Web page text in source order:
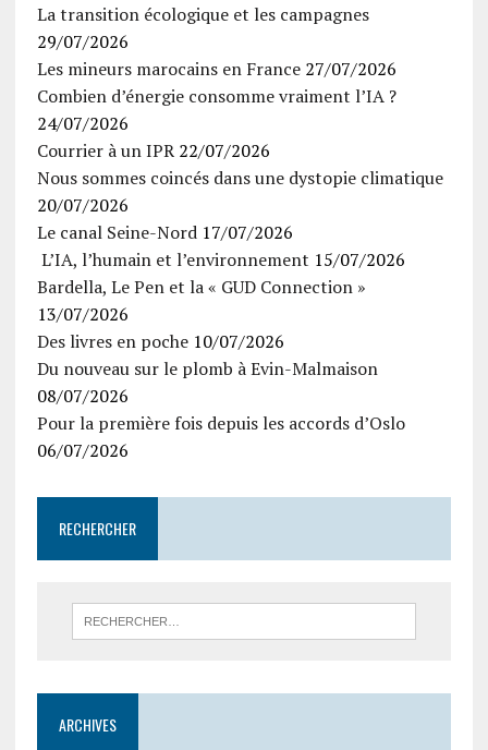
La transition écologique et les campagnes
29/07/2026
Les mineurs marocains en France 27/07/2026
Combien d’énergie consomme vraiment l’IA ?
24/07/2026
Courrier à un IPR 22/07/2026
Nous sommes coincés dans une dystopie climatique
20/07/2026
Le canal Seine-Nord 17/07/2026
L’IA, l’humain et l’environnement 15/07/2026
Bardella, Le Pen et la « GUD Connection »
13/07/2026
Des livres en poche 10/07/2026
Du nouveau sur le plomb à Evin-Malmaison
08/07/2026
Pour la première fois depuis les accords d’Oslo
06/07/2026
RECHERCHER
ARCHIVES